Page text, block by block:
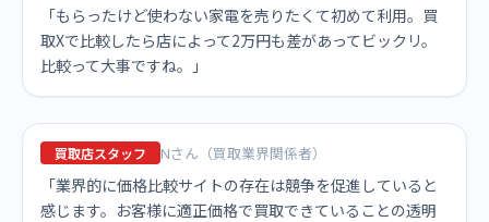
「もらったけど使わない家電を売りたくて初めて利用。買
取Xで比較したら店によって2万円も差があってビックリ。
比較って大事ですね。」
買取店スタッフ Nさん（買取業界関係者）
「業界的に価格比較サイトの存在は競争を促進していると
感じます。お客様に適正価格で買取できていることの透明